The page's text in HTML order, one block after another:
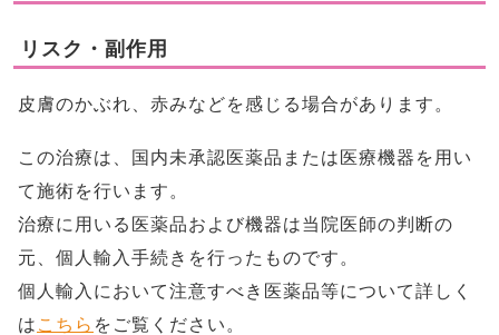
リスク・副作用
皮膚のかぶれ、赤みなどを感じる場合があります。
この治療は、国内未承認医薬品または医療機器を用い
て施術を行います。
治療に用いる医薬品および機器は当院医師の判断の
元、個人輸入手続きを行ったものです。
個人輸入において注意すべき医薬品等について詳しく
は こちら をご覧ください。